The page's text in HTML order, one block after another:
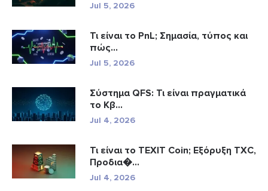
Jul 5, 2026
Τι είναι το PnL; Σημασία, τύπος και
πώς...
Jul 5, 2026
Σύστημα QFS: Τι είναι πραγματικά
το Κβ...
Jul 4, 2026
Τι είναι το TEXIT Coin; Εξόρυξη TXC,
Προδια�...
Jul 4, 2026